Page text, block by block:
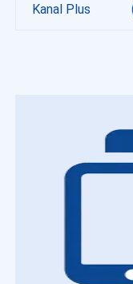
Kanal Plus